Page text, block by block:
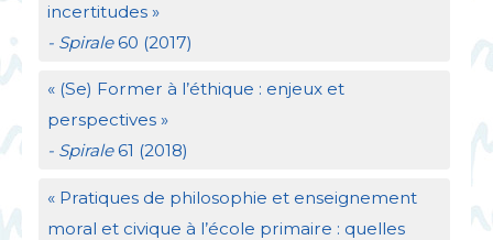
incertitudes »
- Spirale60 (2017)
« (Se) Former à l’éthique : enjeux et
perspectives »
- Spirale61 (2018)
« Pratiques de philosophie et enseignement
moral et civique à l’école primaire : quelles